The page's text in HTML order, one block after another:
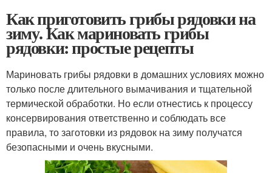
Как приготовить грибы рядовки на
зиму. Как мариновать грибы
рядовки: простые рецепты
Мариновать грибы рядовки в домашних условиях можно
только после длительного вымачивания и тщательной
термической обработки. Но если отнестись к процессу
консервирования ответственно и соблюдать все
правила, то заготовки из рядовок на зиму получатся
безопасными и очень вкусными.